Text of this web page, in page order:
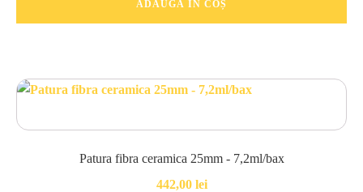
ADAUGĂ ÎN COȘ
Patura fibra ceramica 25mm - 7,2ml/bax
442,00 lei